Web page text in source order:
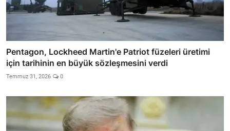
Pentagon, Lockheed Martin'e Patriot füzeleri üretimi
için tarihinin en büyük sözleşmesini verdi
Temmuz 31, 2026 0